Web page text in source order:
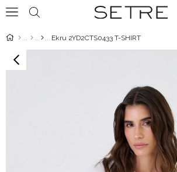
Ekru 2YD2CTS0433 T-SHIRT